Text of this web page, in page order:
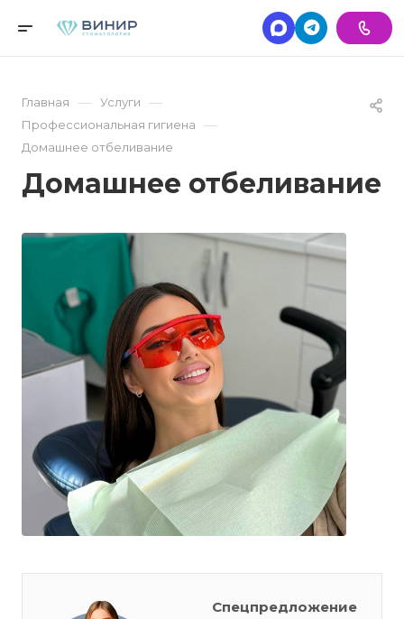
Главная — Услуги —
Профессиональная гигиена —
Домашнее отбеливание
Домашнее отбеливание
Спецпредложение